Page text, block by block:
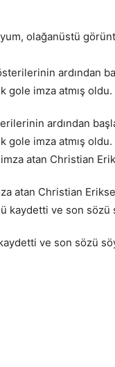
olağanüstü
ardından
gole imza atmış oldu.
atan Christian
ve son sözü